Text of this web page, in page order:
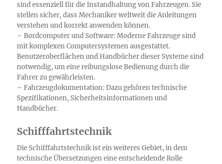
sind essenziell für die Instandhaltung von Fahrzeugen. Sie
stellen sicher, dass Mechaniker weltweit die Anleitungen
verstehen und korrekt anwenden können.
– Bordcomputer und Software: Moderne Fahrzeuge sind
mit komplexen Computersystemen ausgestattet.
Benutzeroberflächen und Handbücher dieser Systeme sind
notwendig, um eine reibungslose Bedienung durch die
Fahrer zu gewährleisten.
– Fahrzeugdokumentation: Dazu gehören technische
Spezifikationen, Sicherheitsinformationen und
Handbücher.
Schifffahrtstechnik
Die Schifffahrtstechnik ist ein weiteres Gebiet, in dem
technische Übersetzungen eine entscheidende Rolle